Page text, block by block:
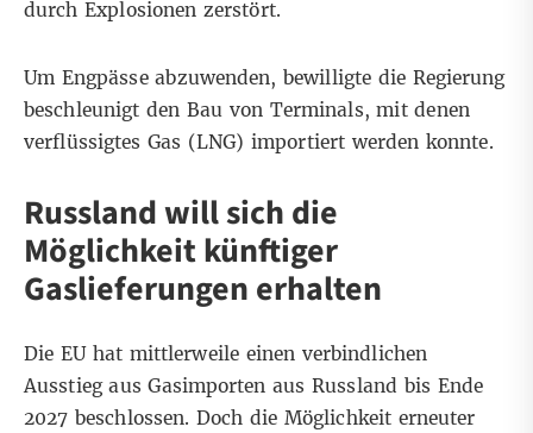
durch Explosionen zerstört.
Um Engpässe abzuwenden, bewilligte die Regierung
beschleunigt den Bau von Terminals, mit denen
verflüssigtes Gas (LNG) importiert werden konnte.
Russland will sich die
Möglichkeit künftiger
Gaslieferungen erhalten
Die EU hat mittlerweile einen verbindlichen
Ausstieg aus Gasimporten aus Russland bis Ende
2027 beschlossen. Doch die Möglichkeit erneuter